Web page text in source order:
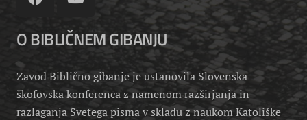
O BIBLIČNEM GIBANJU
Zavod Biblično gibanje je ustanovila Slovenska
škofovska konferenca z namenom razširjanja in
razlaganja Svetega pisma v skladu z naukom Katoliške